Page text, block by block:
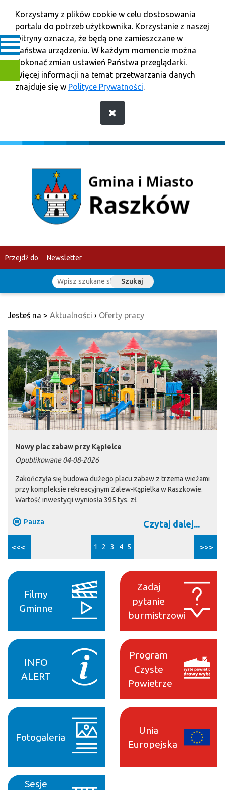
Korzystamy z plików cookie w celu dostosowania
portalu do potrzeb użytkownika. Korzystanie z naszej
witryny oznacza, że będą one zamieszczane w
Państwa urządzeniu. W każdym momencie można
dokonać zmian ustawień Państwa przeglądarki.
Więcej informacji na temat przetwarzania danych
znajduje się w Polityce Prywatności.
Przejdź do Newsletter
Szukaj
Jesteś na > Aktualności › Oferty pracy
Nowy plac zabaw przy Kąpielce
Opublikowane 04-08-2026
Zakończyła się budowa dużego placu zabaw z trzema wieżami
przy kompleksie rekreacyjnym Zalew-Kąpielka w Raszkowie.
Wartość inwestycji wyniosła 395 tys. zł.
Czytaj dalej...
Pauza
1 2 3 4 5
<<< >>>
Filmy
Gminne
INFO
ALERT
Zadaj
pytanie
burmistrzowi
Program
Czyste
Powietrze
Fotogaleria
Sesje
Unia
Europejska